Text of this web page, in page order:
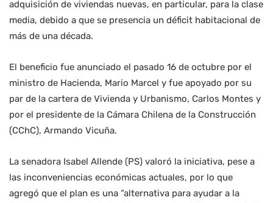
adquisición de viviendas nuevas, en particular, para la clase
media, debido a que se presencia un déficit habitacional de
más de una década.
El beneficio fue anunciado el pasado 16 de octubre por el
ministro de Hacienda, Mario Marcel y fue apoyado por su
par de la cartera de Vivienda y Urbanismo, Carlos Montes y
por el presidente de la Cámara Chilena de la Construcción
(CChC), Armando Vicuña.
La senadora Isabel Allende (PS) valoró la iniciativa, pese a
las inconveniencias económicas actuales, por lo que
agregó que el plan es una “alternativa para ayudar a la